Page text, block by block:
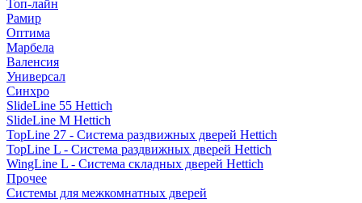
Топ-лайн
Рамир
Оптима
Марбела
Валенсия
Универсал
Синхро
SlideLine 55 Hettich
SlideLine M Hettich
TopLine 27 - Система раздвижных дверей Hettich
TopLine L - Система раздвижных дверей Hettich
WingLine L - Система складных дверей Hettich
Прочее
Системы для межкомнатных дверей